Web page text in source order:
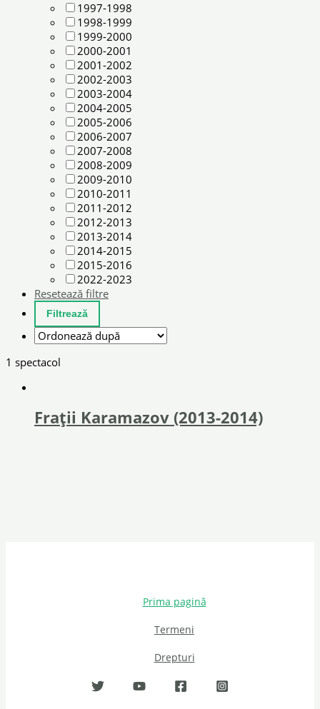
1997-1998
1998-1999
1999-2000
2000-2001
2001-2002
2002-2003
2003-2004
2004-2005
2005-2006
2006-2007
2007-2008
2008-2009
2009-2010
2010-2011
2011-2012
2012-2013
2013-2014
2014-2015
2015-2016
2022-2023
Resetează filtre
1 spectacol
Frații Karamazov (2013-2014)
Prima pagină
Termeni
Drepturi